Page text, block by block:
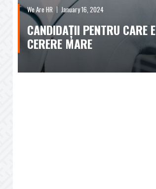
We Are HR January 16, 2024
CANDIDAȚII PENTRU CARE E
CERERE MARE